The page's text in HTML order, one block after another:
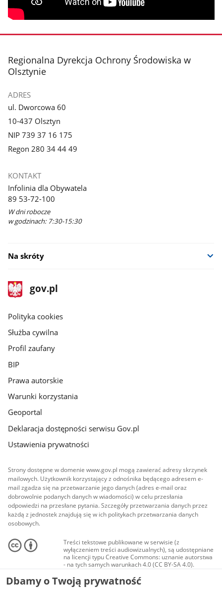
stopka
Regionalna Dyrekcja Ochrony Środowiska w
Olsztynie
ADRES
ul. Dworcowa 60
10-437 Olsztyn
NIP 739 37 16 175
Regon 280 34 44 49
KONTAKT
Infolinia dla Obywatela
89 53-72-100
W dni robocze
w godzinach: 7:30-15:30
Na skróty
stopka
gov.pl
Strona
gov.pl
gov.pl
Polityka cookies
Służba cywilna
Profil zaufany
BIP
Prawa autorskie
Warunki korzystania
Geoportal
Deklaracja dostępności serwisu Gov.pl
Ustawienia prywatności
Strony dostępne w domenie www.gov.pl mogą zawierać adresy skrzynek
mailowych. Użytkownik korzystający z odnośnika będącego adresem e-
mail zgadza się na przetwarzanie jego danych (adres e-mail oraz
dobrowolnie podanych danych w wiadomości) w celu przesłania
odpowiedzi na przesłane pytania. Szczegóły przetwarzania danych przez
każdą z jednostek znajdują się w ich politykach przetwarzania danych
osobowych.
Treści tekstowe publikowane w serwisie (z
wyłączeniem treści audiowizualnych), są udostępniane
na licencji typu Creative Commons: uznanie autorstwa
- na tych samych warunkach 4.0 (CC BY-SA 4.0).
Materiały audiowizualne, w tym zdjęcia, materiały
audio i wideo, są udostępniane na licencji typu
Creative Commons: uznanie autorstwa użycie
Dbamy o Twoją prywatność